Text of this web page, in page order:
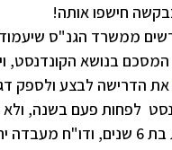
חישפו אותה!
ממשרד הגנ"ס שיעמוד
בנושא הקונדנסט,
את הדרישה לבצע ולספק
לפחות פעם בשנה,
גלוי לציבור.